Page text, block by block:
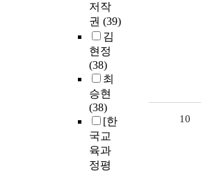
저작
권 (39)
김
현정
(38)
최
승현
(38)
[한
국교
육과
정평
10